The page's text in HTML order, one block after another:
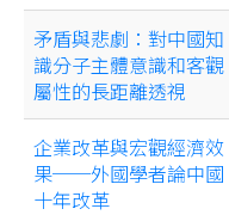
矛盾與悲劇：對中國知
識分子主體意識和客觀
屬性的長距離透視
企業改革與宏觀經濟效
果──外國學者論中國
十年改革